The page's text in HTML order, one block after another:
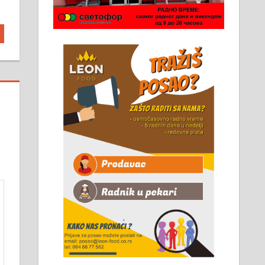
061/32-13-445